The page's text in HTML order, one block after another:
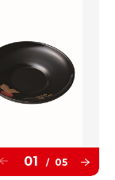
01 / 05